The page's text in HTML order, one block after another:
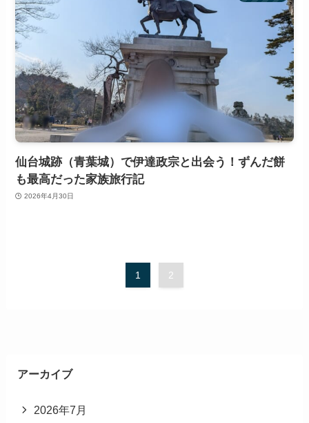
仙台城跡（青葉城）で伊達政宗と出会う！ずんだ餅
も最高だった家族旅行記
2026年4月30日
1 2
アーカイブ
2026年7月